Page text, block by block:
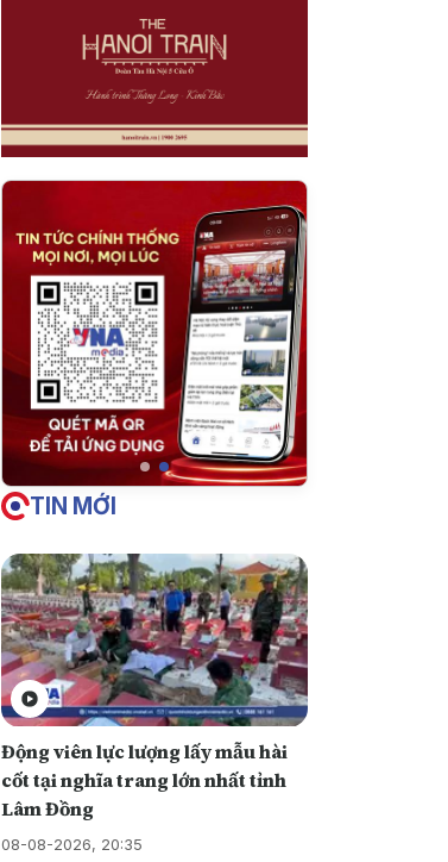
TIN MỚI
Động viên lực lượng lấy mẫu hài
cốt tại nghĩa trang lớn nhất tỉnh
Lâm Đồng
08-08-2026, 20:35